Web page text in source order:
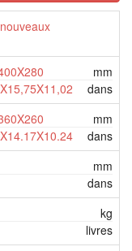
mm
dans
mm
dans
mm
dans
kg
livres